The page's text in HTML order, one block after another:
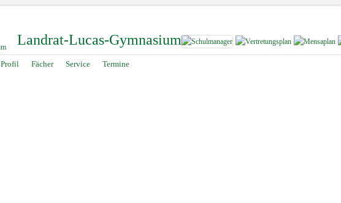
Landrat-Lucas-Gymnasium
Profil Fächer Service Termine